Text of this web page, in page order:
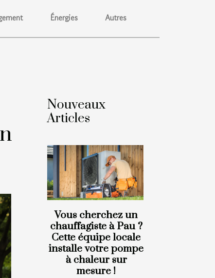
Énergies Autres
Nouveaux
Articles
Vous cherchez un
chauffagiste à Pau ?
Cette équipe locale
installe votre pompe
à chaleur sur
mesure !